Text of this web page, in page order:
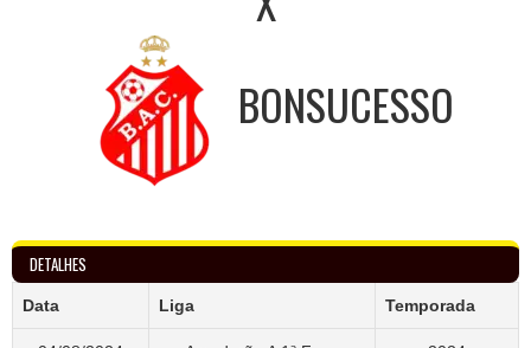
BONSUCESSO
DETALHES
Data Liga Temporada